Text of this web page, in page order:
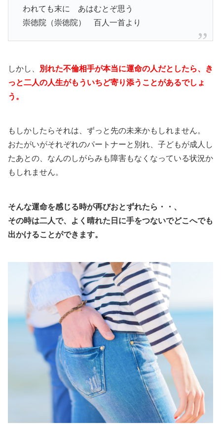
われても末に あはむとぞ思う
崇徳院（崇徳院） 百人一首より
しかし、
別れた不倫相手が本当に運命の人だとしたら、き
っと二人の人生がもういちど寄り添うことがあるでしょ
う。
もしかしたらそれは、ずっと先の未来かもしれません。
おたがいがそれぞれのパートナーと別れ、子どもが成人し
たあとの、なんのしがらみも障害もなくなっている状況か
もしれません。
そんな運命を感じる時が再びおとずれたら・・、
その時は二人で、よく晴れた日に手をつないでどこへでも
出かけることができます。